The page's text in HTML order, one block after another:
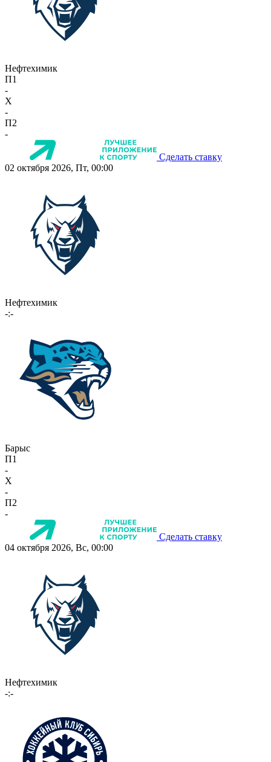
Нефтехимик
П1
-
X
-
П2
-
Сделать ставку
02 октября 2026, Пт, 00:00
Нефтехимик
-:-
Барыс
П1
-
X
-
П2
-
Сделать ставку
04 октября 2026, Вс, 00:00
Нефтехимик
-:-